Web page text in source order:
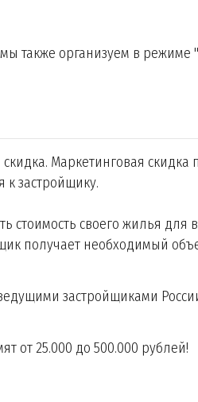
также организуем в режиме
Маркетинговая
застройщику.
стоимость своего жилья
получает необходимый
ведущими застройщиками
от 25.000 до 500.000 рублей!